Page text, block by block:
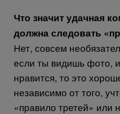
Что значит удачная
должна следовать
Нет, совсем
если ты видишь фото,
нравится, то это
независимо от того,
«правило третей» или